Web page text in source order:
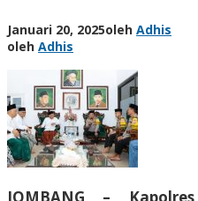
Januari 20, 2025oleh Adhis
oleh Adhis
JOMBANG –